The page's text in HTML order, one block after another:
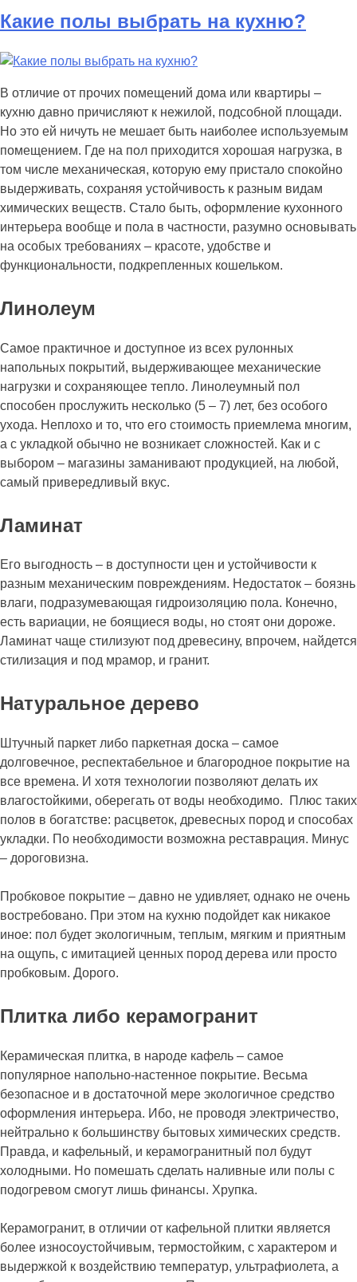
Какие полы выбрать на кухню?
В отличие от прочих помещений дома или квартиры –
кухню давно причисляют к нежилой, подсобной площади.
Но это ей ничуть не мешает быть наиболее используемым
помещением. Где на пол приходится хорошая нагрузка, в
том числе механическая, которую ему пристало спокойно
выдерживать, сохраняя устойчивость к разным видам
химических веществ. Стало быть, оформление кухонного
интерьера вообще и пола в частности, разумно основывать
на особых требованиях – красоте, удобстве и
функциональности, подкрепленных кошельком.
Линолеум
Самое практичное и доступное из всех рулонных
напольных покрытий, выдерживающее механические
нагрузки и сохраняющее тепло. Линолеумный пол
способен прослужить несколько (5 – 7) лет, без особого
ухода. Неплохо и то, что его стоимость приемлема многим,
а с укладкой обычно не возникает сложностей. Как и с
выбором – магазины заманивают продукцией, на любой,
самый привередливый вкус.
Ламинат
Его выгодность – в доступности цен и устойчивости к
разным механическим повреждениям. Недостаток – боязнь
влаги, подразумевающая гидроизоляцию пола. Конечно,
есть вариации, не боящиеся воды, но стоят они дороже.
Ламинат чаще стилизуют под древесину, впрочем, найдется
стилизация и под мрамор, и гранит.
Натуральное дерево
Штучный паркет либо паркетная доска – самое
долговечное, респектабельное и благородное покрытие на
все времена. И хотя технологии позволяют делать их
влагостойкими, оберегать от воды необходимо. Плюс таких
полов в богатстве: расцветок, древесных пород и способах
укладки. По необходимости возможна реставрация. Минус
– дороговизна.
Пробковое покрытие – давно не удивляет, однако не очень
востребовано. При этом на кухню подойдет как никакое
иное: пол будет экологичным, теплым, мягким и приятным
на ощупь, с имитацией ценных пород дерева или просто
пробковым. Дорого.
Плитка либо керамогранит
Керамическая плитка, в народе кафель – самое
популярное напольно-настенное покрытие. Весьма
безопасное и в достаточной мере экологичное средство
оформления интерьера. Ибо, не проводя электричество,
нейтрально к большинству бытовых химических средств.
Правда, и кафельный, и керамогранитный пол будут
холодными. Но помешать сделать наливные или полы с
подогревом смогут лишь финансы. Хрупка.
Керамогранит, в отличии от кафельной плитки является
более износоустойчивым, термостойким, с характером и
выдержкой к воздействию температур, ультрафиолета, а